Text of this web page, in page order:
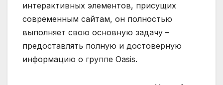
интерактивных элементов, присущих
современным сайтам, он полностью
выполняет свою основную задачу –
предоставлять полную и достоверную
информацию о группе Oasis.